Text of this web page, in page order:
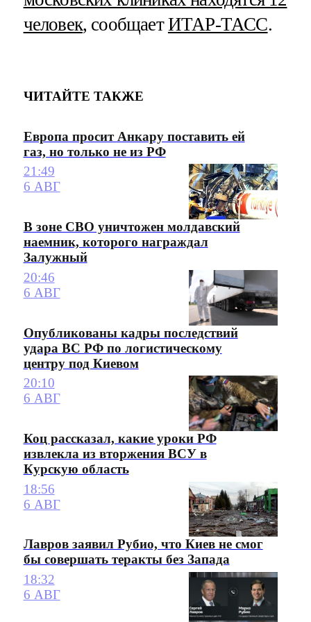
человек, сообщаетИТАР-ТАСС.
ЧИТАЙТЕ ТАКЖЕ
Европа просит Анкару поставить ей
газ, но только не из РФ
21:49
6 АВГ
В зоне СВО уничтожен молдавский
наемник, которого награждал
Залужный
20:46
6 АВГ
Опубликованы кадры последствий
удара ВС РФ по логистическому
центру под Киевом
20:10
6 АВГ
Коц рассказал, какие уроки РФ
извлекла из вторжения ВСУ в
Курскую область
18:56
6 АВГ
Лавров заявил Рубио, что Киев не смог
бы совершать теракты без Запада
18:32
6 АВГ